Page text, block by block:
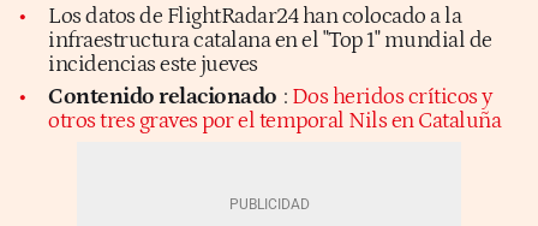
Los datos de FlightRadar24 han colocado a la
infraestructura catalana en el "Top 1" mundial de
incidencias este jueves
Contenido relacionado : Dos heridos críticos y
otros tres graves por el temporal Nils en Cataluña